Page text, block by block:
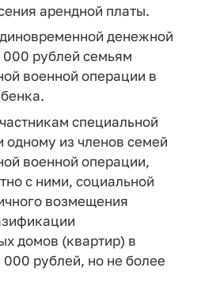
арендной платы.
денежной
рублей семьям
военной операции в
специальной
одному из членов семей
военной операции,
с ними, социальной
возмещения
домов (квартир) в
рублей, но не более